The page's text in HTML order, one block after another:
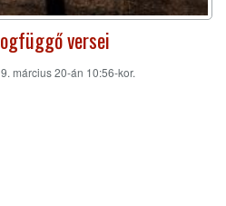
versei
március 20-án 10:56-kor.